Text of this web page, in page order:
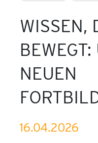
WISSEN,
NEUEN
16.04.2026